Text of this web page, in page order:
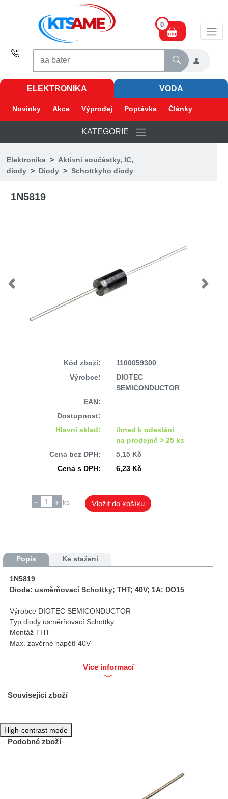
0
ELEKTRONIKA VODA
Novinky Akce Výprodej Poptávka Články
KATEGORIE
Elektronika> Aktivní součástky, IC,
diody> Diody> Schottkyho diody
1N5819
Previous Next
Kód zboží:
1100059300
Výrobce:
DIOTEC
SEMICONDUCTOR
EAN:
Dostupnost:
Hlavní sklad:
ihned k odeslání
na prodejně > 25 ks
Cena bez DPH:
5,15 Kč
Cena s DPH:
6,23 Kč
ks Vložit do košíku
Popis Ke stažení
1N5819
Dioda: usměrňovací Schottky; THT; 40V; 1A; DO15
Výrobce DIOTEC SEMICONDUCTOR
Typ diody usměrňovací Schottky
Montáž THT
Max. závěrné napětí 40V
Struktura polovodiče jedna dioda
Více informací
Související zboží
High-contrast mode
Podobné zboží